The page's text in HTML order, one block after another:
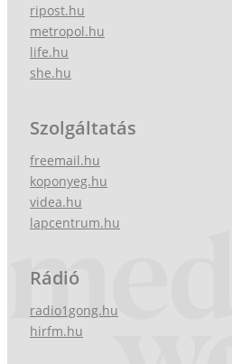
ripost.hu
metropol.hu
life.hu
she.hu
Szolgáltatás
freemail.hu
koponyeg.hu
videa.hu
lapcentrum.hu
Rádió
radio1gong.hu
hirfm.hu